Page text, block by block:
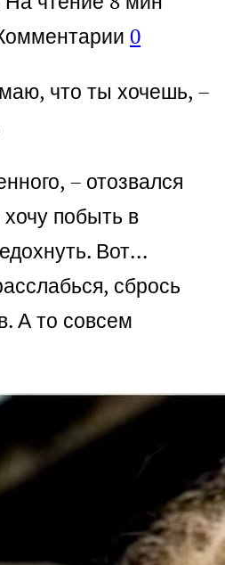
0
что ты хочешь, –
– отозвался
побыть в
Вот…
сбрось
А то совсем